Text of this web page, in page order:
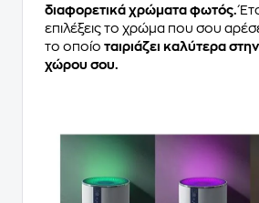
διαφορετικά χρώματα φωτός.
επιλέξεις το χρώμα που σου
το οποίο ταιριάζει καλύτερα
χώρου σου.